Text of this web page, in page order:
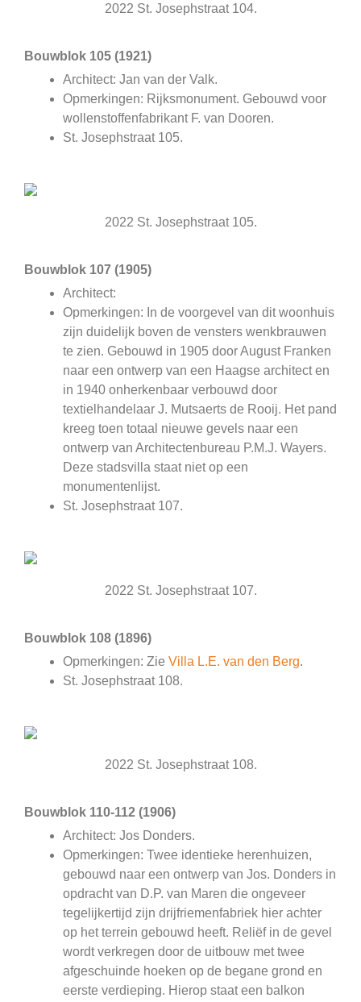
2022 St. Josephstraat 104.
Bouwblok 105 (1921)
Architect: Jan van der Valk.
Opmerkingen: Rijksmonument. Gebouwd voor
wollenstoffenfabrikant F. van Dooren.
St. Josephstraat 105.
2022 St. Josephstraat 105.
Bouwblok 107 (1905)
Architect:
Opmerkingen: In de voorgevel van dit woonhuis
zijn duidelijk boven de vensters wenkbrauwen
te zien. Gebouwd in 1905 door August Franken
naar een ontwerp van een Haagse architect en
in 1940 onherkenbaar verbouwd door
textielhandelaar J. Mutsaerts de Rooij. Het pand
kreeg toen totaal nieuwe gevels naar een
ontwerp van Architectenbureau P.M.J. Wayers.
Deze stadsvilla staat niet op een
monumentenlijst.
St. Josephstraat 107.
2022 St. Josephstraat 107.
Bouwblok 108 (1896)
Opmerkingen: Zie Villa L.E. van den Berg.
St. Josephstraat 108.
2022 St. Josephstraat 108.
Bouwblok 110-112 (1906)
Architect: Jos Donders.
Opmerkingen: Twee identieke herenhuizen,
gebouwd naar een ontwerp van Jos. Donders in
opdracht van D.P. van Maren die ongeveer
tegelijkertijd zijn drijfriemenfabriek hier achter
op het terrein gebouwd heeft. Reliëf in de gevel
wordt verkregen door de uitbouw met twee
afgeschuinde hoeken op de begane grond en
eerste verdieping. Hierop staat een balkon